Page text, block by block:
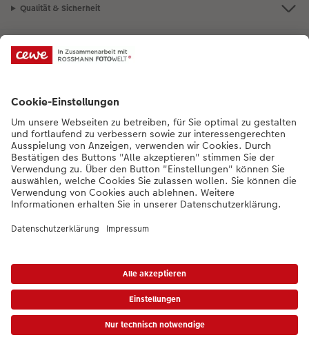
Qualität & Sicherheit
Nachhaltigkeit bei CEWE
Informationen
Sortiment
Mo. bis Sa.: 8:00 – 20:00 Uhr und So.: 10:00 – 18:00 Uhr
*Die Preise gelten inkl. MwSt. zzgl. Versandkosten (ggf. auch bei Filialabholung)
Das abgebildete Produkt hat ggfs. einen höheren Preis.